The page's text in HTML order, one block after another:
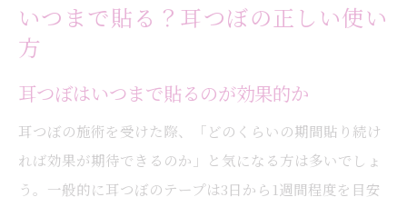
いつまで貼る？耳つぼの正しい使い
方
耳つぼはいつまで貼るのが効果的か
耳つぼの施術を受けた際、「どのくらいの期間貼り続け
れば効果が期待できるのか」と気になる方は多いでしょ
う。一般的に耳つぼのテープは3日から1週間程度を目安